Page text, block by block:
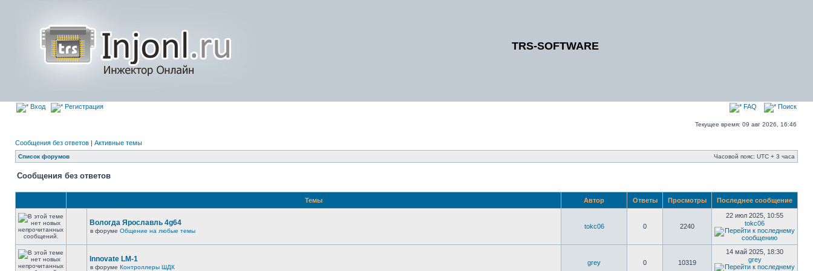
TRS-SOFTWARE
Вход Регистрация FAQ Поиск
Текущее время: 09 авг 2026, 16:46
Сообщения без ответов | Активные темы
Список форумов Часовой пояс: UTC + 3 часа
Сообщения без ответов
Темы Автор Ответы Просмотры Последнее сообщение
Вологда Ярославль 4g64
в форуме Общение на любые темы
tokc06 0 2240
22 июл 2025, 10:55
tokc06
Innovate LM-1
в форуме Контроллеры ШДК
grey 0 10319
14 май 2025, 18:30
grey